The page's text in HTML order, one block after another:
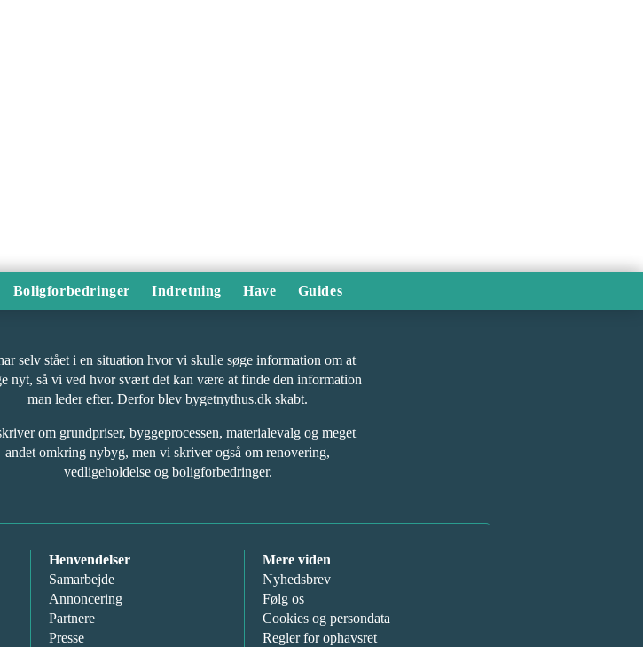
Boligforbedringer Indretning Have Guides
selv stået i en situation hvor vi skulle søge information om at
nyt, så vi ved hvor svært det kan være at finde den information
man leder efter. Derfor blev bygetnythus.dk skabt.
om grundpriser, byggeprocessen, materialevalg og meget
andet omkring nybyg, men vi skriver også om renovering,
vedligeholdelse og boligforbedringer.
Henvendelser
Samarbejde
Annoncering
Partnere
Presse
Mere viden
Nyhedsbrev
Følg os
Cookies og persondata
Regler for ophavsret